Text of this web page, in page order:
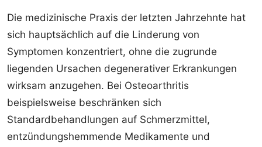
Die medizinische Praxis der letzten Jahrzehnte hat
sich hauptsächlich auf die Linderung von
Symptomen konzentriert, ohne die zugrunde
liegenden Ursachen degenerativer Erkrankungen
wirksam anzugehen. Bei Osteoarthritis
beispielsweise beschränken sich
Standardbehandlungen auf Schmerzmittel,
entzündungshemmende Medikamente und